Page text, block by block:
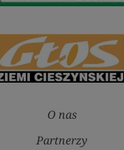
O nas
Partnerzy